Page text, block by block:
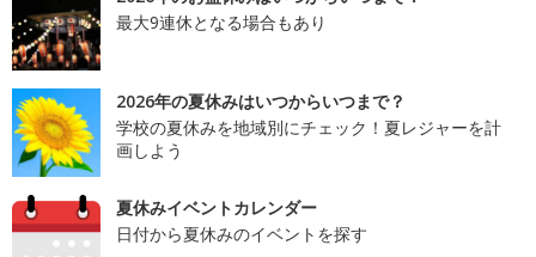
最大9連休となる場合もあり
2026年の夏休みはいつからいつまで？
学校の夏休みを地域別にチェック！夏レジャーを計
画しよう
夏休みイベントカレンダー
日付から夏休みのイベントを探す